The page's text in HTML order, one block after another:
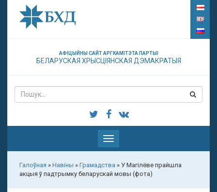
АФІЦЫЙНЫ САЙТ АРГКАМІТЭТА ПАРТЫІ
БЕЛАРУСКАЯ ХРЫСЦІЯНСКАЯ ДЭМАКРАТЫЯ
Паказаць
меню
Галоўная » Навіны » Грамадства » У Магілёве прайшла
акцыя ў падтрымку беларускай мовы (фота)